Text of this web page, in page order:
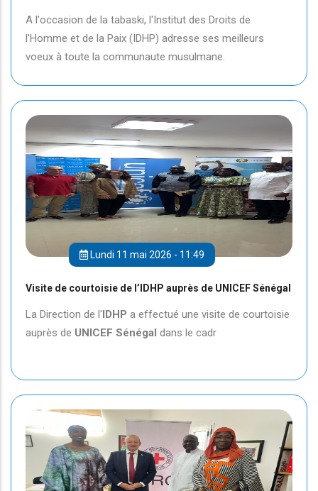
A l'occasion de la tabaski, l'Institut des Droits de
l'Homme et de la Paix (IDHP) adresse ses meilleurs
voeux à toute la communaute musulmane.
Lundi 11 mai 2026 - 11:49
Visite de courtoisie de l’IDHP auprès de UNICEF Sénégal
La Direction de l'IDHP a effectué une visite de courtoisie
auprès de UNICEF Sénégal dans le cadr